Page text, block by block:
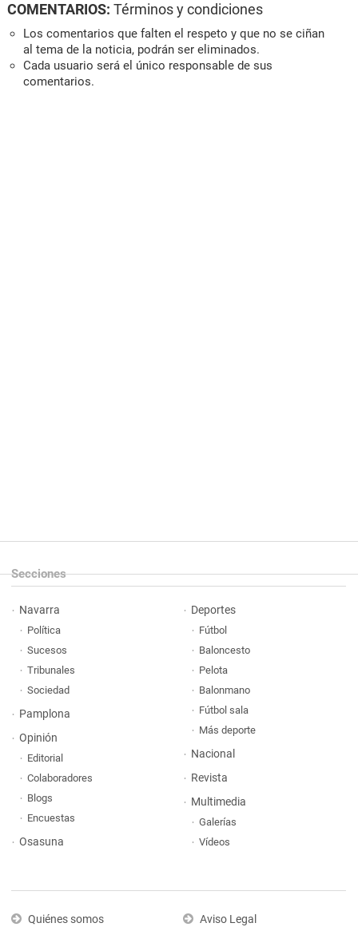
COMENTARIOS: Términos y condiciones
Los comentarios que falten el respeto y que no se ciñan
al tema de la noticia, podrán ser eliminados.
Cada usuario será el único responsable de sus
comentarios.
Secciones
Navarra
Política
Sucesos
Tribunales
Sociedad
Pamplona
Opinión
Editorial
Colaboradores
Blogs
Encuestas
Osasuna
Deportes
Fútbol
Baloncesto
Pelota
Balonmano
Fútbol sala
Más deporte
Nacional
Revista
Multimedia
Galerías
Vídeos
Quiénes somos Aviso Legal